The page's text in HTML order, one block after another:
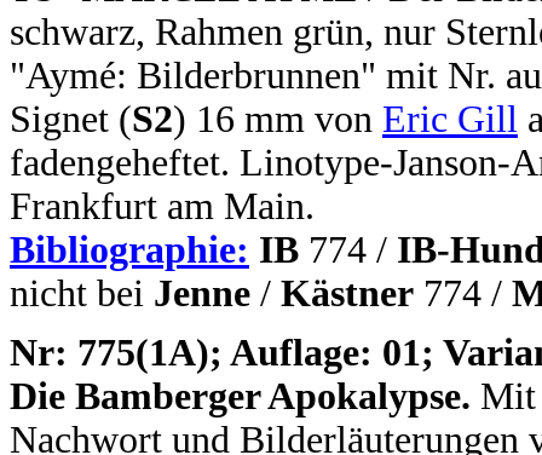
schwarz, Rahmen grün, nur
"Aymé: Bilderbrunnen" mit Nr.
Signet (S2) 16 mm von Eric Gill
fadengeheftet. Linotype-Janson-
Frankfurt am Main.
Bibliographie: IB 774 / IB-
nicht bei Jenne / Kästner 774 /
Nr: 775(1A); Auflage: 01;
Die Bamberger Apokalypse. Mit
Nachwort und Bilderläuterungen